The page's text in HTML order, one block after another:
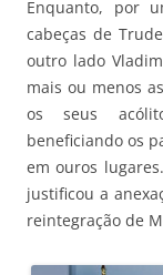
Enquanto, por
cabeças de
outro lado
mais ou menos
os seus
beneficiando os
em ouros
justificou a
reintegração de